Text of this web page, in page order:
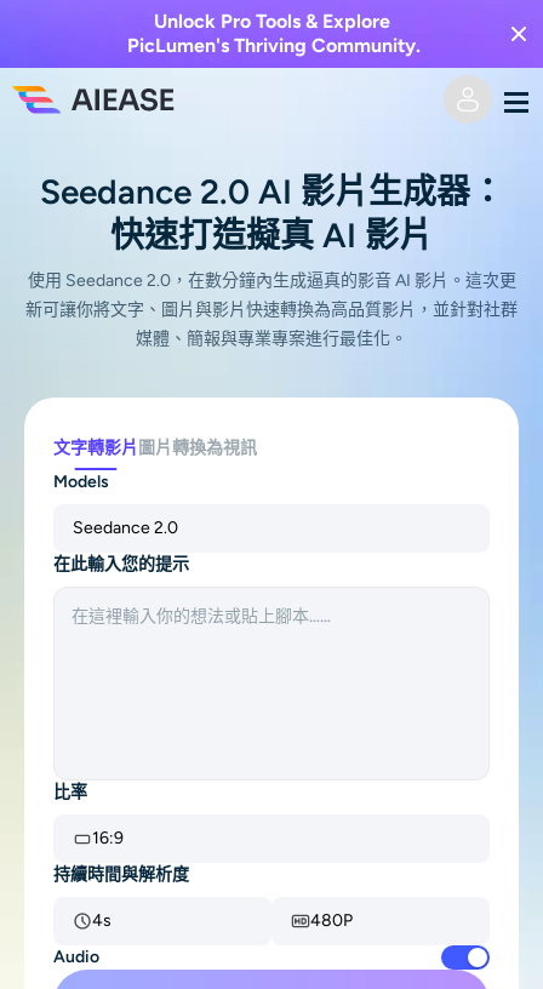
Unlock Pro Tools & Explore
PicLumen's Thriving Community.
文字轉視頻
AI擁抱生成器
Wan 2.5
視覺特效
以圖生圖
支援的人工智慧模型
人工智慧工具
照片增強器
背景去除劑
AI背景
照片修復
AI擴展器
Seedance 2.0 AI 影片生成器：
快速打造擬真 AI 影片
使用 Seedance 2.0，在數分鐘內生成逼真的影音 AI 影片。這次更
新可讓你將文字、圖片與影片快速轉換為高品質影片，並針對社群
媒體、簡報與專業專案進行最佳化。
文字轉影片 圖片轉換為視訊
Models
Seedance 2.0
在此輸入您的提示
比率
16:9
持續時間與解析度
4s
480P
Audio